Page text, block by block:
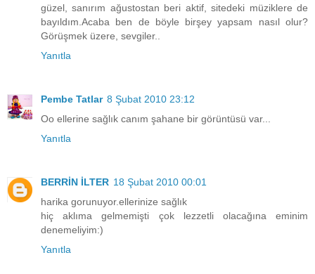
güzel, sanırım ağustostan beri aktif, sitedeki müziklere de
bayıldım.Acaba ben de böyle birşey yapsam nasıl olur?
Görüşmek üzere, sevgiler..
Yanıtla
Pembe Tatlar 8 Şubat 2010 23:12
Oo ellerine sağlık canım şahane bir görüntüsü var...
Yanıtla
BERRİN İLTER 18 Şubat 2010 00:01
harika gorunuyor.ellerinize sağlık
hiç aklıma gelmemişti çok lezzetli olacağına eminim
denemeliyim:)
Yanıtla